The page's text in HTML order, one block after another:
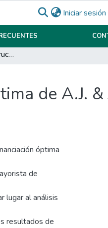
Iniciar sesión
Determinación de la estructura de financiamiento óptima de A.J. & J.A. Redolfi S.R.L.
de A.J. &
óptima
de
lugar al análisis
resultados de